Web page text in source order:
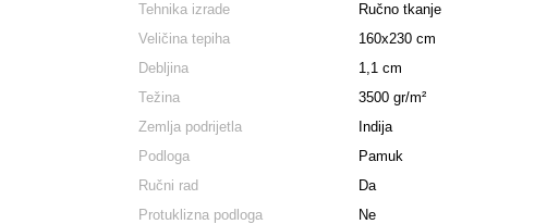
Tehnika izrade
Ručno tkanje
Veličina tepiha
160x230 cm
Debljina
1,1 cm
Težina
3500 gr/m²
Zemlja podrijetla
Indija
Podloga
Pamuk
Ručni rad
Da
Protuklizna podloga
Ne